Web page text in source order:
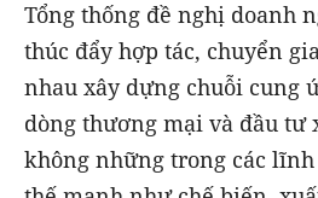
Tổng thống đề nghị doanh
thúc đẩy hợp tác, chuyển
nhau xây dựng chuỗi cung
dòng thương mại và đầu tư
không những trong các